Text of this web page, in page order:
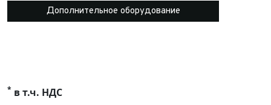
Дополнительное оборудование
* в т.ч. НДС